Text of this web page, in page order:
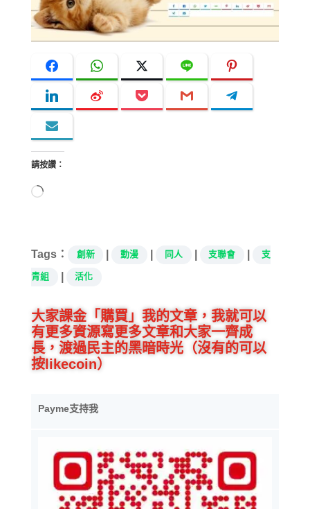
請按讚：
正
Tags： 創新 動漫 同人 支聯會 支
青組 活化
大家課金「購買」我的文章，我就可以
有更多資源寫更多文章和大家一齊成
長，渡過民主的黑暗時光（沒有的可以
按likecoin）
Payme支持我